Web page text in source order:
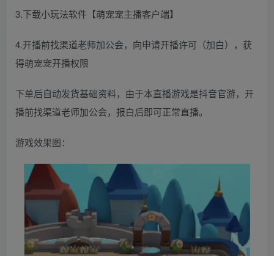
3.下载小玩法软件【萌宠宠主播客户端】
4.开播前找渠道老师加公会，向申请开播许可（加白），获
得萌宠宠开播权限
下单后自动发货基础资料，由于本直播游戏是抖音官游，开
播前找渠道老师加公会，报白后即可正常直播。
游戏效果图：